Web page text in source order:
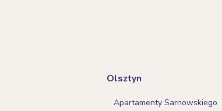
Olsztyn
Apartamenty Sarnowskiego